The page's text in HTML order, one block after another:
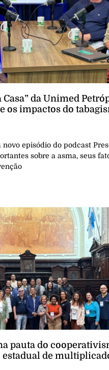
Casa” da Unimed
os impactos do
episódio do podcast
sobre a asma, seus
pauta do
de